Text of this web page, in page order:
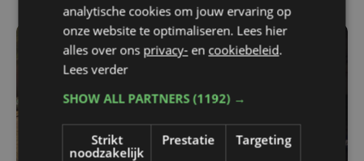
analytische cookies om jouw ervaring op
onze website te optimaliseren. Lees hier
alles over ons privacy- en cookiebeleid.
Lees verder
SHOW ALL PARTNERS(1192) →
Strikt
noodzakelijk
Prestatie Targeting